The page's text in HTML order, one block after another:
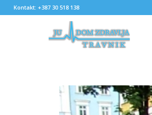
Kontakt: +387 30 518 138